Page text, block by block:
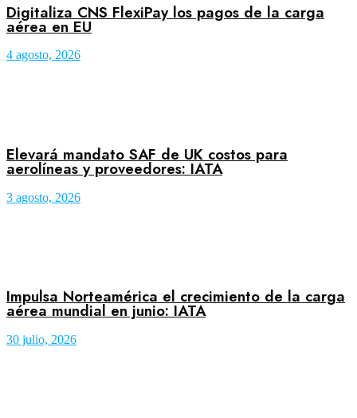
Digitaliza CNS FlexiPay los pagos de la carga
aérea en EU
4 agosto, 2026
Elevará mandato SAF de UK costos para
aerolíneas y proveedores: IATA
3 agosto, 2026
Impulsa Norteamérica el crecimiento de la carga
aérea mundial en junio: IATA
30 julio, 2026